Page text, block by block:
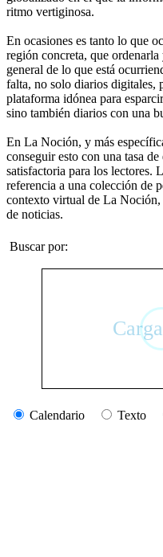
ritmo vertiginosa.
En ocasiones es tanto lo que
región concreta, que
general de lo que está
falta, no solo diarios digitales,
plataforma idónea para
sino también diarios con una
En La Noción, y más
conseguir esto con una tasa
satisfactoria para los lectores.
referencia a una colección de
contexto virtual de La Noción,
de noticias.
Buscar por:
Calendario Texto